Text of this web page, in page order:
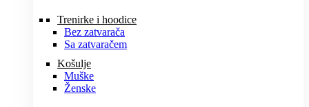
Trenirke i hoodice
Bez zatvarača
Sa zatvaračem
Košulje
Muške
Ženske